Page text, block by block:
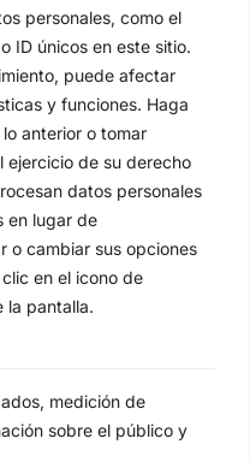
personales, como el
ID únicos en este sitio.
puede afectar
y funciones. Haga
anterior o tomar
ejercicio de su derecho
datos personales
en lugar de
o cambiar sus opciones
en el icono de
la pantalla.
medición de
sobre el público y